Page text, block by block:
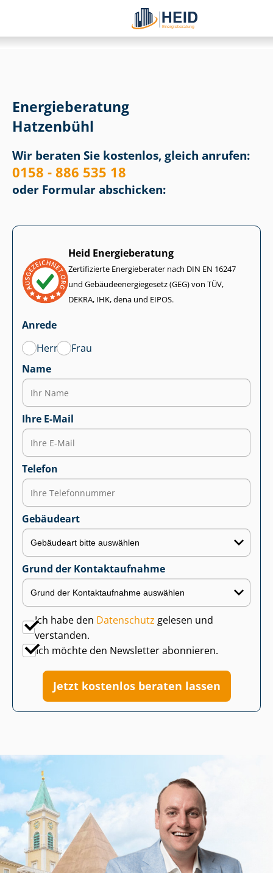
Energieberatung
Hatzenbühl
Wir beraten Sie kostenlos, gleich anrufen:
0158 - 886 535 18
oder Formular abschicken:
Heid Energieberatung
Zertifizierte Energieberater nach DIN EN 16247
und Ge­bäu­de­en­er­gie­ge­setz (GEG) von TÜV,
DEKRA, IHK, dena und EIPOS.
Anrede
Herr
Frau
Name
Ihre E-Mail
Telefon
Gebäudeart
Grund der Kontaktaufnahme
Ich habe den Datenschutz gelesen und
verstanden.
Ich möchte den Newsletter abonnieren.
Jetzt kostenlos beraten lassen